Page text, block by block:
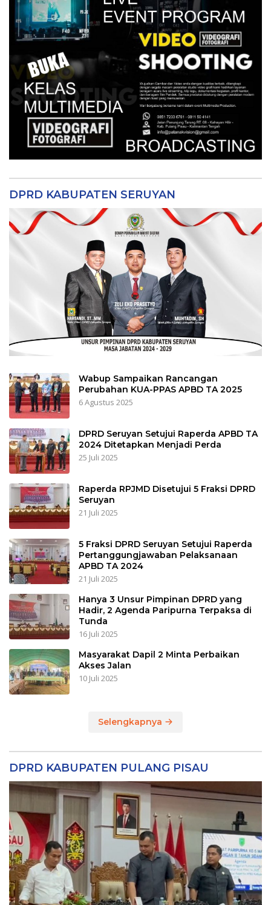
DPRD KABUPATEN SERUYAN
Wabup Sampaikan Rancangan
Perubahan KUA-PPAS APBD TA 2025
6 Agustus 2025
DPRD Seruyan Setujui Raperda APBD TA
2024 Ditetapkan Menjadi Perda
25 Juli 2025
Raperda RPJMD Disetujui 5 Fraksi DPRD
Seruyan
21 Juli 2025
5 Fraksi DPRD Seruyan Setujui Raperda
Pertanggungjawaban Pelaksanaan
APBD TA 2024
21 Juli 2025
Hanya 3 Unsur Pimpinan DPRD yang
Hadir, 2 Agenda Paripurna Terpaksa di
Tunda
16 Juli 2025
Masyarakat Dapil 2 Minta Perbaikan
Akses Jalan
10 Juli 2025
Selengkapnya
DPRD KABUPATEN PULANG PISAU